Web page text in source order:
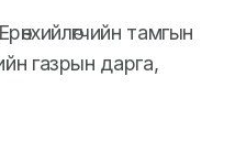
тамгын
газрын дарга,